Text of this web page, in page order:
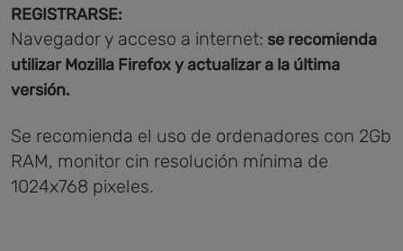
REGISTRARSE:
Navegador y acceso a internet: se recomienda
utilizar Mozilla Firefox y actualizar a la última
versión.
Se recomienda el uso de ordenadores con 2Gb
RAM, monitor cin resolución mínima de
1024x768 pixeles.